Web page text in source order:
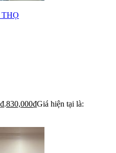
830,000₫Giá hiện tại là: